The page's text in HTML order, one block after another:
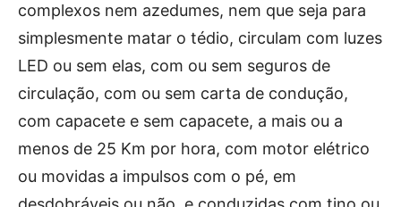
complexos nem azedumes, nem que seja para
simplesmente matar o tédio, circulam com luzes
LED ou sem elas, com ou sem seguros de
circulação, com ou sem carta de condução,
com capacete e sem capacete, a mais ou a
menos de 25 Km por hora, com motor elétrico
ou movidas a impulsos com o pé, em